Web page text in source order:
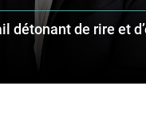
partenaires et mécènes
détonant de rire et